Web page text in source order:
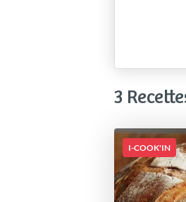
3
I-COOK'IN